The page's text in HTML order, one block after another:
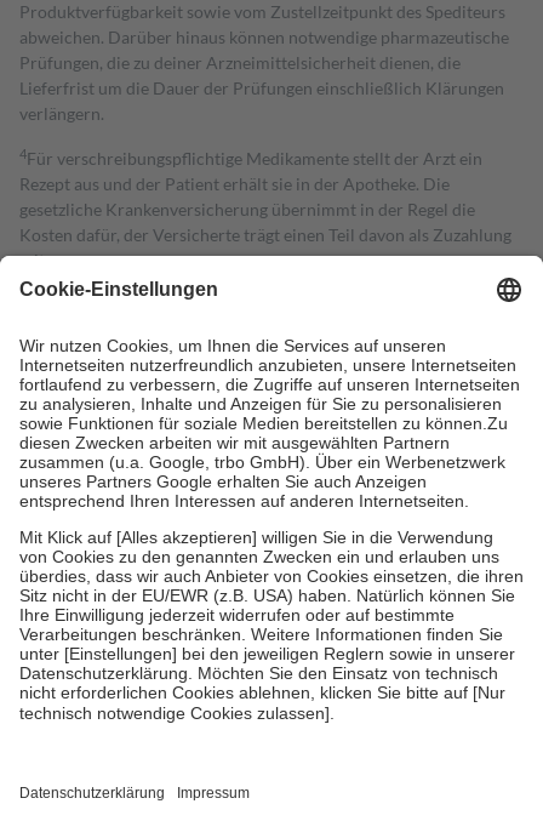
Produktverfügbarkeit sowie vom Zustellzeitpunkt des Spediteurs
abweichen. Darüber hinaus können notwendige pharmazeutische
Prüfungen, die zu deiner Arzneimittelsicherheit dienen, die
Lieferfrist um die Dauer der Prüfungen einschließlich Klärungen
verlängern.
4Für verschreibungspflichtige Medikamente stellt der Arzt ein
Rezept aus und der Patient erhält sie in der Apotheke. Die
gesetzliche Krankenversicherung übernimmt in der Regel die
Kosten dafür, der Versicherte trägt einen Teil davon als Zuzahlung
mit.
Grundsätzlich leisten Mitglieder Zuzahlungen in Höhe von zehn
höchstens zehn Euro.
Es sind jedoch nie mehr als die tatsächlichen
Kosten der Leistung zu entrichten.
Diese Regeln gelten grundsätzlich auch für Online-Apotheken.
Bei Heilmitteln und häuslicher Krankenpflege beträgt die
Zuzahlung zehn Prozent der Kosten sowie zehn Euro je
Verordnung.
Um das Engagement der Versicherten für ihre eigene Gesundheit zu
stärken und die besondere Stellung der Familie zu unterstützen,
fallenkeine Zuzahlungenan bei:
• Kindern und Jugendlichen bis zum vollendeten 18. Lebensjahr
mit Ausnahme der Fahrkosten
• Untersuchungen zur Vorsorge und Früherkennung, die von der
GKV getragen werden
• empfohlenen Schutzimpfungen
• Harn- und Blutteststreifen
getroffen, um sicherzustellen, dass es sich um echte Bewertungen